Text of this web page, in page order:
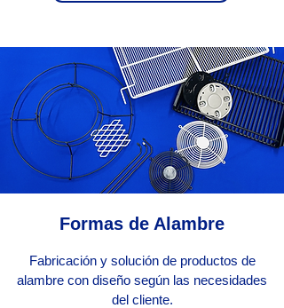
Formas de Alambre
Fabricación y solución de productos de
alambre con diseño según las necesidades
del cliente.